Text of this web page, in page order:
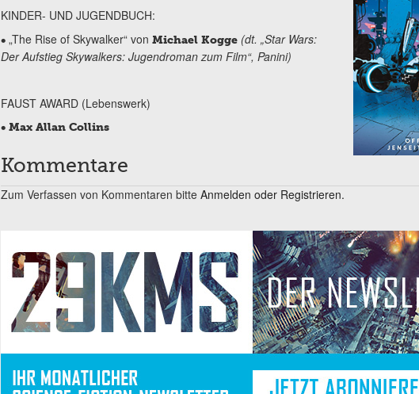
KINDER- UND JUGENDBUCH:
• „The Rise of Skywalker“ von Michael Kogge (dt. „Star Wars:
Der Aufstieg Skywalkers: Jugendroman zum Film“, Panini)
FAUST AWARD (Lebenswerk)
• Max Allan Collins
Kommentare
Zum Verfassen von Kommentaren bitte Anmelden oder Registrieren.